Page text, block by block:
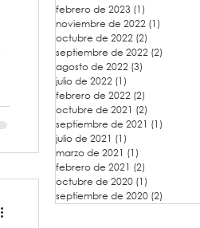
febrero de 2023 (1)
noviembre de 2022 (1)
octubre de 2022 (2)
septiembre de 2022 (2)
agosto de 2022 (3)
julio de 2022 (1)
febrero de 2022 (2)
octubre de 2021 (2)
septiembre de 2021 (1)
julio de 2021 (1)
marzo de 2021 (1)
febrero de 2021 (2)
octubre de 2020 (1)
septiembre de 2020 (2)